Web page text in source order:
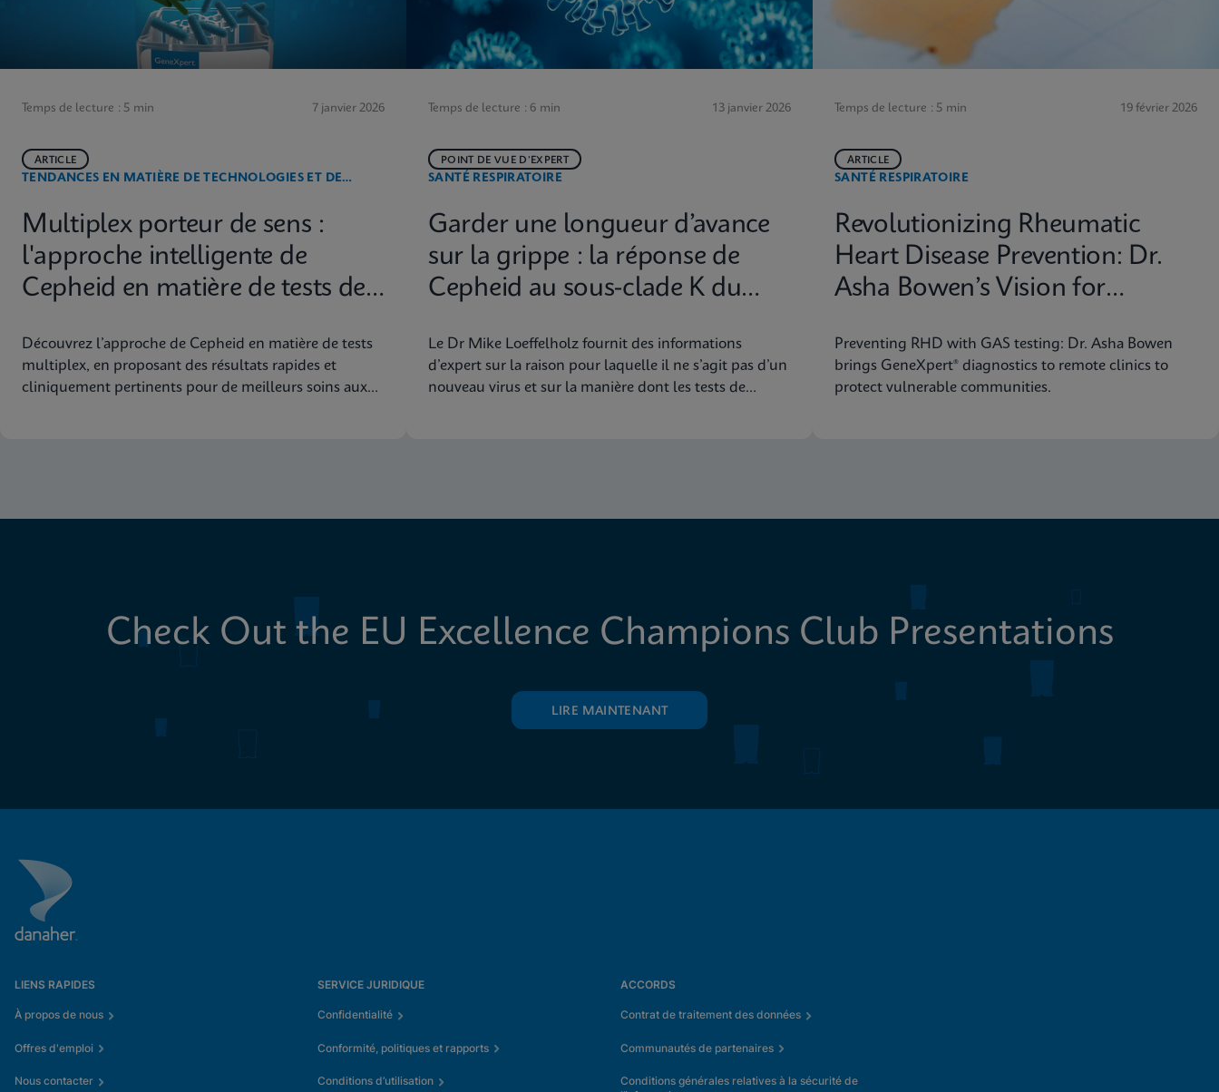
Temps de lecture : 5 min 7 janvier 2026
TENDANCES EN MATIÈRE DE TECHNOLOGIES ET DE
ARTICLE
Multiplex porteur de sens :
l'approche intelligente de
Cepheid en matière de tests de
Découvrez l’approche de Cepheid en matière de tests
multiplex, en proposant des résultats rapides et
cliniquement pertinents pour de meilleurs soins aux
Temps de lecture : 6 min 13 janvier 2026
SANTÉ RESPIRATOIRE
POINT DE VUE D’EXPERT
Garder une longueur d’avance
sur la grippe : la réponse de
Cepheid au sous-clade K du
Le Dr Mike Loeffelholz fournit des informations
d’expert sur la raison pour laquelle il ne s’agit pas d’un
nouveau virus et sur la manière dont les tests de
Temps de lecture : 5 min 19 février 2026
SANTÉ RESPIRATOIRE
ARTICLE
Revolutionizing Rheumatic
Heart Disease Prevention: Dr.
Asha Bowen’s Vision for
Preventing RHD with GAS testing: Dr. Asha Bowen
brings GeneXpert® diagnostics to remote clinics to
protect vulnerable communities.
Check Out the EU Excellence Champions Club Presentations
LIRE MAINTENANT
LIENS RAPIDES
À propos de nous
Offres d'emploi
Nous contacter
SERVICE JURIDIQUE
Confidentialité
Conformité, politiques et rapports
Conditions d’utilisation
ACCORDS
Contrat de traitement des données
Communautés de partenaires
Conditions générales relatives à la sécurité de